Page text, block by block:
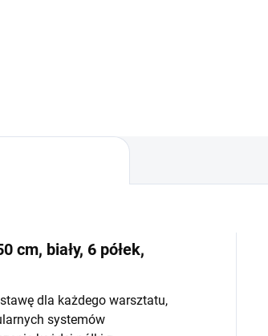
cm, biały, 6 półek,
dla każdego warsztatu,
systemów